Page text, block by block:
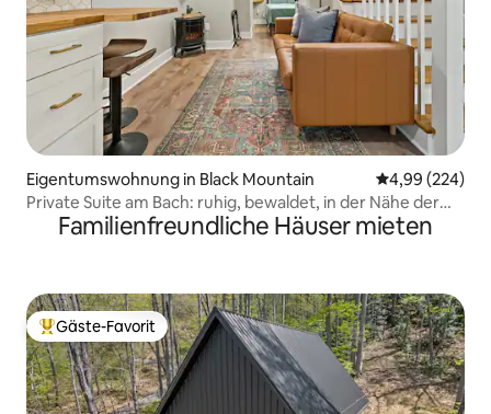
Eigentumswohnung in Black Mountain
4,99 (224)
Private Suite am Bach: ruhig, bewaldet, in der Nähe der
StadtFamilienfreundliche Häuser mieten
Beliebter Gäste-Favorit.
Gäste-Favorit